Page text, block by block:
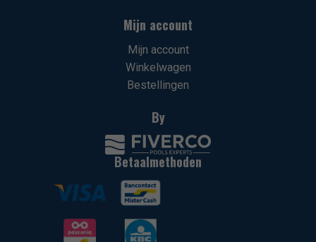
Mijn account
Mijn account
Winkelwagen
Bestellingen
By
Betaalmethoden